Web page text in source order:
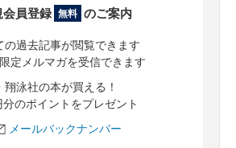
員登録 無料 のご案内
の過去記事が閲覧できます
定メルマガを受信できます
翔泳社の本が買える！
のポイントをプレゼント
メールバックナンバー